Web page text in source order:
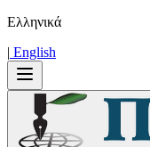
Ελληνικά
| Εnglish